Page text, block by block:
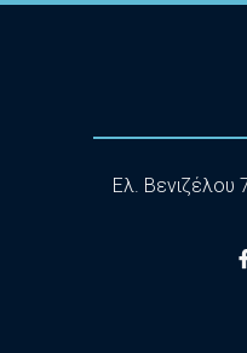
Ελ. Βενιζέλου